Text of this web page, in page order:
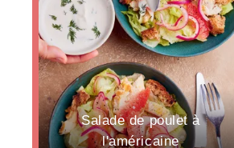
Salade de poulet à
l'américaine